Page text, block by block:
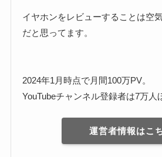
イヤホンをレビューすることは空
だと思ってます。
2024年1月時点で月間100万PV。
YouTubeチャンネル登録者は7万人
運営者情報はこ